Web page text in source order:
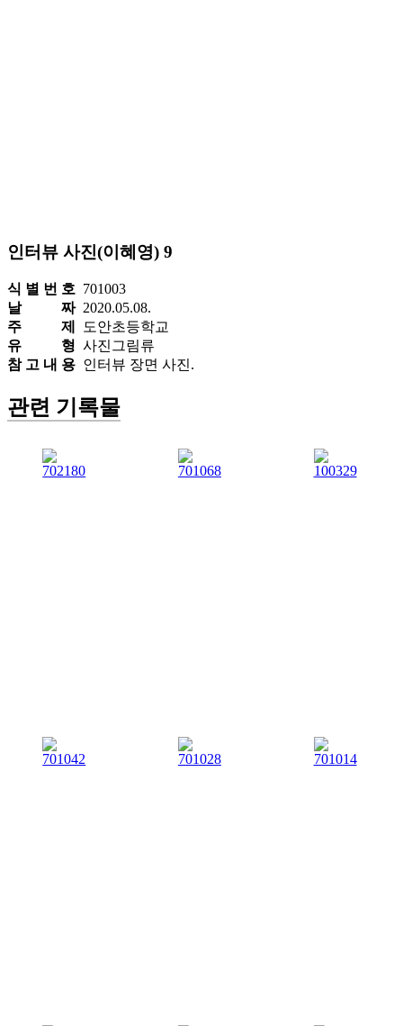
인터뷰 사진(이혜영) 9
식 별 번 호 701003
날 짜2020.05.08.
주 제
도안초등학교
유 형 사진그림류
참 고 내 용 인터뷰 장면 사진.
관련 기록물